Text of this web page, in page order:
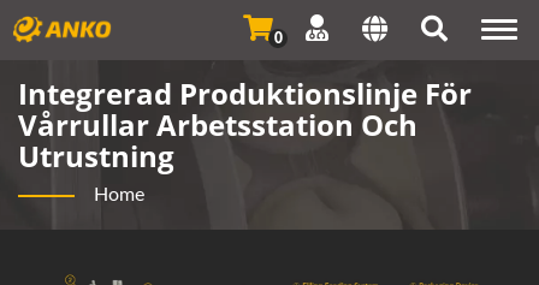
0
Integrerad Produktionslinje För
Vårrullar Arbetsstation Och
Utrustning
Home